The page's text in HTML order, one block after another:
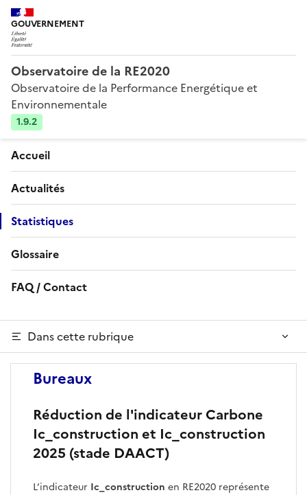
GOUVERNEMENT
Observatoire de la RE2020
Observatoire de la Performance Energétique et
Environnementale
1.9.2
Accueil
Actualités
Statistiques
Glossaire
FAQ / Contact
Dans cette rubrique
Bureaux
Réduction de l'indicateur Carbone
Ic_construction et Ic_construction
2025 (stade DAACT)
L’indicateur Ic_construction en RE2020 représente